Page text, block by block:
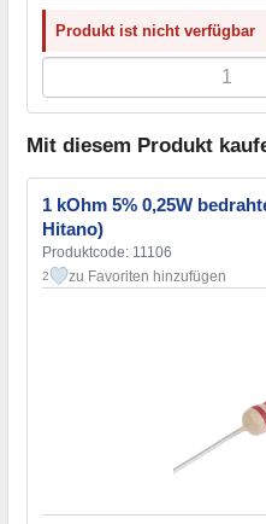
Produkt ist nicht verfügbar
Mit diesem Produkt
1 kOhm 5% 0,25W
Hitano)
Produktcode: 11106
2 zu Favoriten hinzufügen